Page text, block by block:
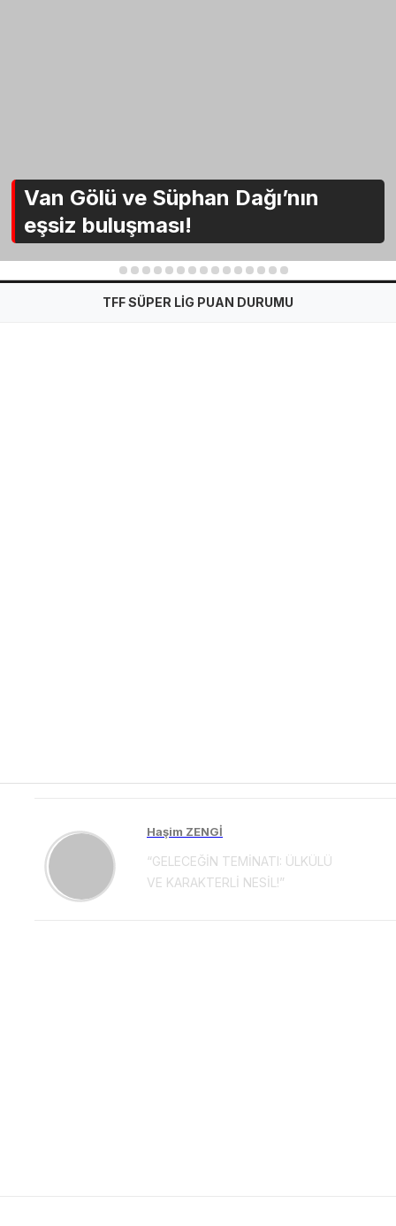
Van Gölü ve Süphan Dağı’nın
eşsiz buluşması!
2 3 4 5 6 7 8 9 10 11 12 13 14 15
TFF SÜPER LİG PUAN DURUMU
Haşim ZENGİ
“GELECEĞİN TEMİNATI: ÜLKÜLÜ
VE KARAKTERLİ NESİL!”